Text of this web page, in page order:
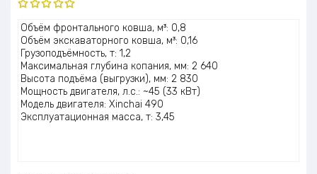
Оценка
5.00из 5
Объём фронтального ковша, м³: 0,8
Объём экскаваторного ковша, м³: 0,16
Грузоподъёмность, т: 1,2
Максимальная глубина копания, мм: 2 640
Высота подъёма (выгрузки), мм: 2 830
Мощность двигателя, л.с.: ~45 (33 кВт)
Модель двигателя: Xinchai 490
Эксплуатационная масса, т: 3,45